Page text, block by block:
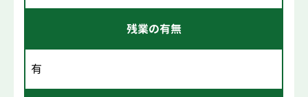
残業の有無
有